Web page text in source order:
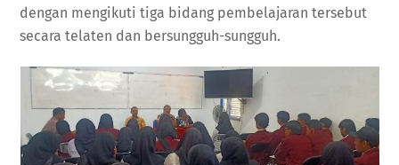
dengan mengikuti tiga bidang pembelajaran tersebut
secara telaten dan bersungguh-sungguh.